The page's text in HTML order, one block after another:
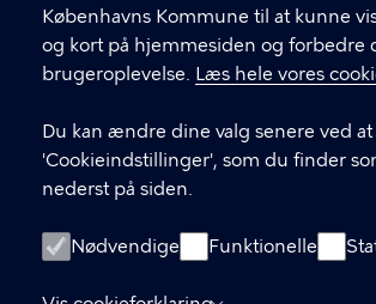
Københavns Kommune til at kunne
og kort på hjemmesiden og forbedre
brugeroplevelse. Læs hele vores
Du kan ændre dine valg senere ved at
'Cookieindstillinger', som du finder
nederst på siden.
Nødvendige Funktionelle
LINKS
Facebook
Instagram
Kontakt os
Nyhedsbrev
Amager Vest Borgerpanel